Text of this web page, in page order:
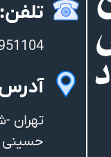
تلفن:
تهران -
حسینی